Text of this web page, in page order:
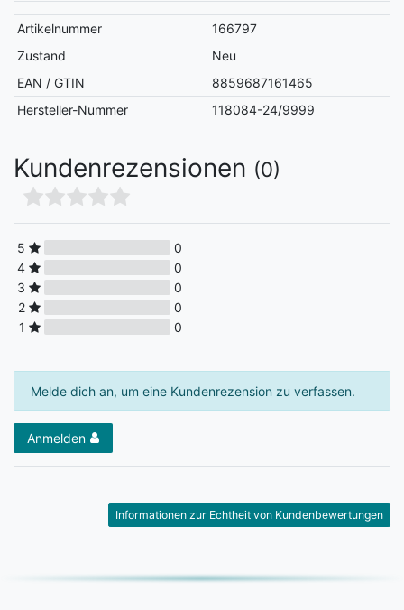
Artikelnummer
166797
Zustand
Neu
EAN / GTIN
8859687161465
Hersteller-Nummer
118084-24/9999
Kundenrezensionen (0)
5
0
4
0
3
0
2
0
1
0
Melde dich an, um eine Kundenrezension zu verfassen.
Anmelden
Informationen zur Echtheit von Kundenbewertungen